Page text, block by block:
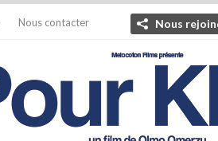
Nous contacter Nous